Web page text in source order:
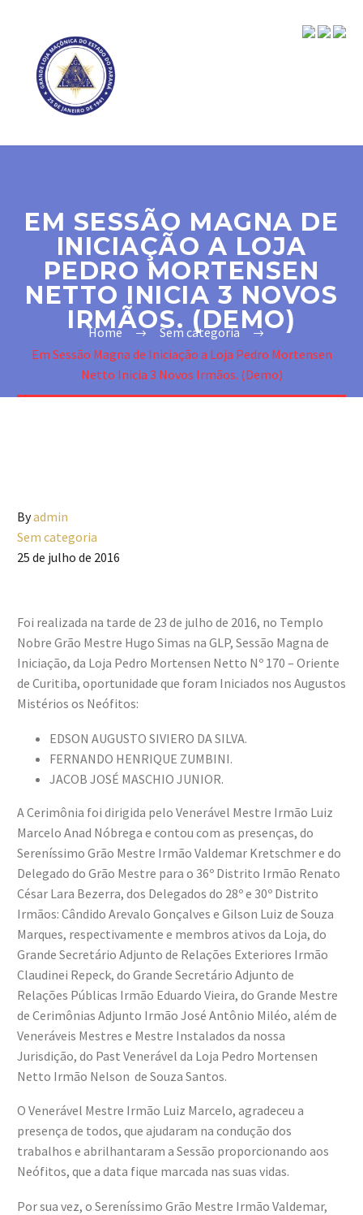
EM SESSÃO MAGNA DE
INICIAÇÃO A LOJA
PEDRO MORTENSEN
NETTO INICIA 3 NOVOS
IRMÃOS. (DEMO)
Home
Sem categoria
Em Sessão Magna de Iniciação a Loja Pedro Mortensen
Netto Inicia 3 Novos Irmãos. (Demo)
Byadmin
Sem categoria
25 de julho de 2016
Foi realizada na tarde de 23 de julho de 2016, no Templo
Nobre Grão Mestre Hugo Simas na GLP, Sessão Magna de
Iniciação, da Loja Pedro Mortensen Netto Nº 170 – Oriente
de Curitiba, oportunidade que foram Iniciados nos Augustos
Mistérios os Neófitos:
EDSON AUGUSTO SIVIERO DA SILVA.
FERNANDO HENRIQUE ZUMBINI.
JACOB JOSÉ MASCHIO JUNIOR.
A Cerimônia foi dirigida pelo Venerável Mestre Irmão Luiz
Marcelo Anad Nóbrega e contou com as presenças, do
Sereníssimo Grão Mestre Irmão Valdemar Kretschmer e do
Delegado do Grão Mestre para o 36º Distrito Irmão Renato
César Lara Bezerra, dos Delegados do 28º e 30º Distrito
Irmãos: Cândido Arevalo Gonçalves e Gilson Luiz de Souza
Marques, respectivamente e membros ativos da Loja, do
Grande Secretário Adjunto de Relações Exteriores Irmão
Claudinei Repeck, do Grande Secretário Adjunto de
Relações Públicas Irmão Eduardo Vieira, do Grande Mestre
de Cerimônias Adjunto Irmão José Antônio Miléo, além de
Veneráveis Mestres e Mestre Instalados da nossa
Jurisdição, do Past Venerável da Loja Pedro Mortensen
Netto Irmão Nelson de Souza Santos.
O Venerável Mestre Irmão Luiz Marcelo, agradeceu a
presença de todos, que ajudaram na condução dos
trabalhos e abrilhantaram a Sessão proporcionando aos
Neófitos, que a data fique marcada nas suas vidas.
Por sua vez, o Sereníssimo Grão Mestre Irmão Valdemar,